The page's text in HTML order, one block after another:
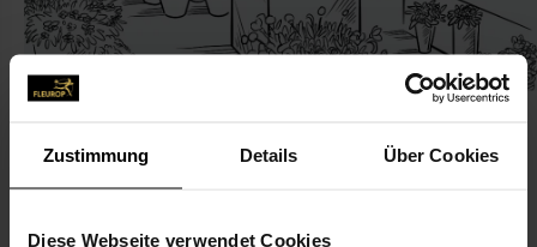
Zustimmung Details Über Cookies
Diese Webseite verwendet Cookies
KONTAKT